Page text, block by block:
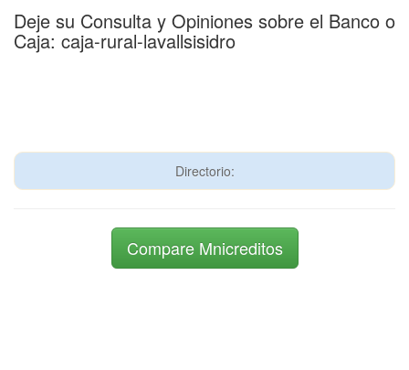
Deje su Consulta y Opiniones sobre el Banco o
Caja: caja-rural-lavallsisidro
Directorio:
Compare Mnicreditos